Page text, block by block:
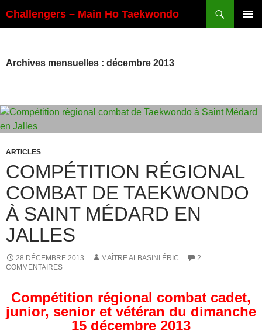
au
Challengers – Main Ho Taekwondo
Archives mensuelles : décembre 2013
ARTICLES
COMPÉTITION RÉGIONAL
COMBAT DE TAEKWONDO
À SAINT MÉDARD EN
JALLES
28 DÉCEMBRE 2013 MAÎTRE ALBASINI ÉRIC
2
COMMENTAIRES
Compétition régional combat cadet,
junior, senior et vétéran du dimanche
15 décembre 2013